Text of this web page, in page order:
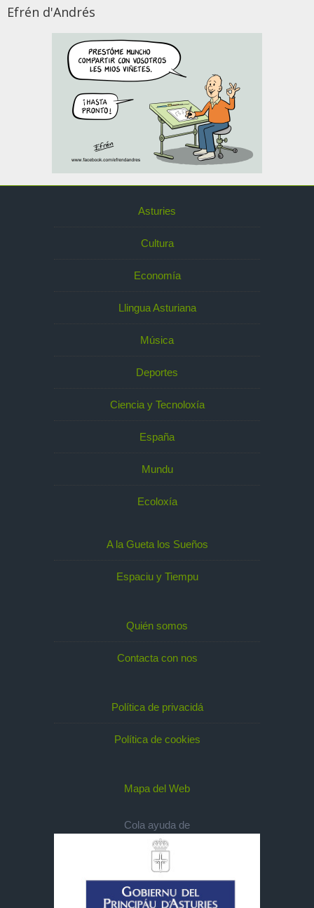
Efrén d'Andrés
Asturies
Cultura
Economía
Llingua Asturiana
Música
Deportes
Ciencia y Tecnoloxía
España
Mundu
Ecoloxía
A la Gueta los Sueños
Espaciu y Tiempu
Quién somos
Contacta con nos
Política de privacidá
Política de cookies
Mapa del Web
Cola ayuda de